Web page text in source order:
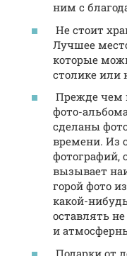
ним с
Не стоит
Лучшее
которые
столике или
Прежде чем
фото-
сделаны
времени. Из
фотографий,
вызывает
горой фото
какой-
оставлять
и
Подарки от